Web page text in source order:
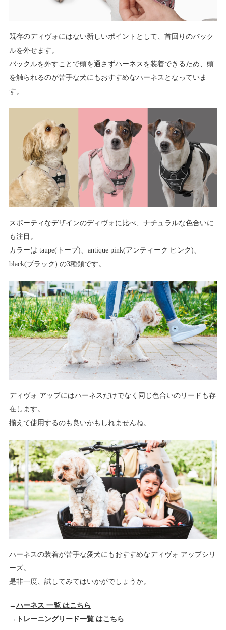
既存のディヴォにはない新しいポイントとして、首回りのバック
ルを外せます。
バックルを外すことで頭を通さずハーネスを装着できるため、頭
を触られるのが苦手な犬にもおすすめなハーネスとなっていま
す。
スポーティなデザインのディヴォに比べ、ナチュラルな色合いに
も注目。
カラーは taupe(トープ)、antique pink(アンティーク ピンク)、
black(ブラック) の3種類です。
ディヴォ アップにはハーネスだけでなく同じ色合いのリードも存
在します。
揃えて使用するのも良いかもしれませんね。
ハーネスの装着が苦手な愛犬にもおすすめなディヴォ アップシリ
ーズ。
是非一度、試してみてはいかがでしょうか。
→ハーネス 一覧 はこちら
→ トレーニングリード一覧 はこちら